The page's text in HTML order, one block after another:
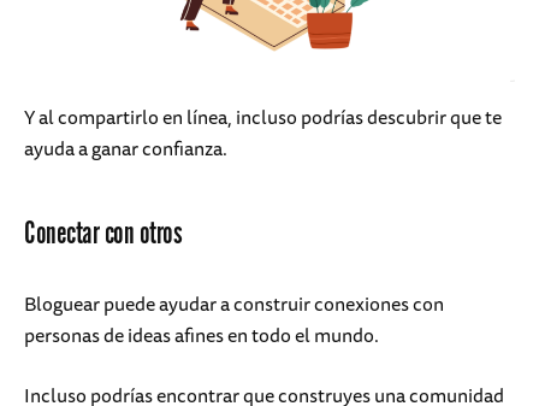
Y al compartirlo en línea, incluso podrías descubrir que te
ayuda a ganar confianza.
Conectar con otros
Bloguear puede ayudar a construir conexiones con
personas de ideas afines en todo el mundo.
Incluso podrías encontrar que construyes una comunidad